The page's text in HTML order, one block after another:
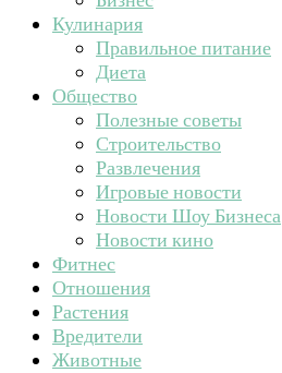
Кулинария
Правильное питание
Диета
Общество
Полезные советы
Строительство
Развлечения
Игровые новости
Новости Шоу Бизнеса
Новости кино
Фитнес
Отношения
Растения
Вредители
Животные